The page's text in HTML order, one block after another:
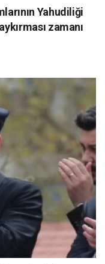
Yahudiliği
zamanı